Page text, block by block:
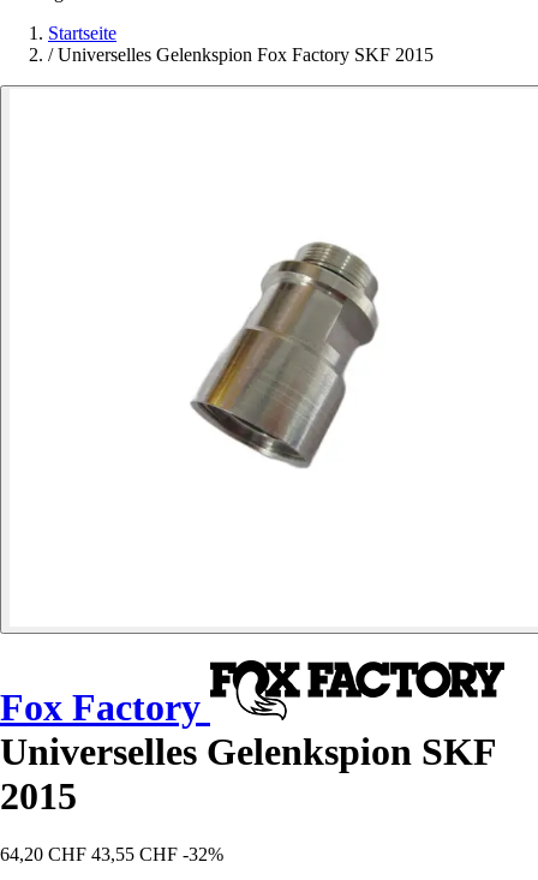
Startseite
/ Universelles Gelenkspion Fox Factory SKF 2015
Fox Factory
Universelles Gelenkspion SKF
2015
64,20 CHF 43,55 CHF -32%